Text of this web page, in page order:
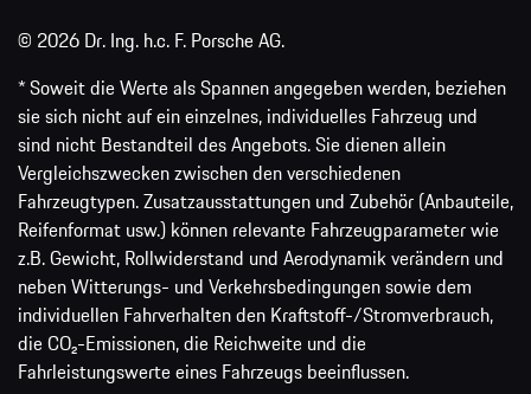
© 2026 Dr. Ing. h.c. F. Porsche AG.
* Soweit die Werte als Spannen angegeben werden, beziehen
sie sich nicht auf ein einzelnes, individuelles Fahrzeug und
sind nicht Bestandteil des Angebots. Sie dienen allein
Vergleichszwecken zwischen den verschiedenen
Fahrzeugtypen. Zusatzausstattungen und Zubehör (Anbauteile,
Reifenformat usw.) können relevante Fahrzeugparameter wie
z.B. Gewicht, Rollwiderstand und Aerodynamik verändern und
neben Witterungs- und Verkehrsbedingungen sowie dem
individuellen Fahrverhalten den Kraftstoff-/Stromverbrauch,
die CO₂-Emissionen, die Reichweite und die
Fahrleistungswerte eines Fahrzeugs beeinflussen.